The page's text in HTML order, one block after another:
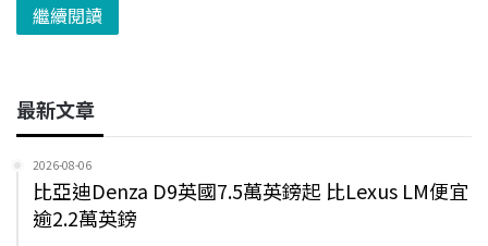
繼續閱讀
最新文章
2026-08-06
比亞迪Denza D9英國7.5萬英鎊起 比Lexus LM便宜
逾2.2萬英鎊